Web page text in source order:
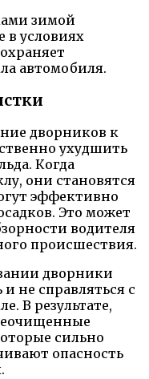
зимой
в условиях
автомобиля.
дворников к
ухудшить
Когда
они становятся
эффективно
Это может
водителя
происшествия.
дворники
не справляться с
В результате,
сильно
опасность